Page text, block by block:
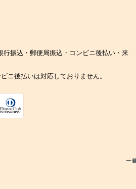
振込・郵便局振込・コンビニ後払い・来
ニ後払いは対応しておりません。